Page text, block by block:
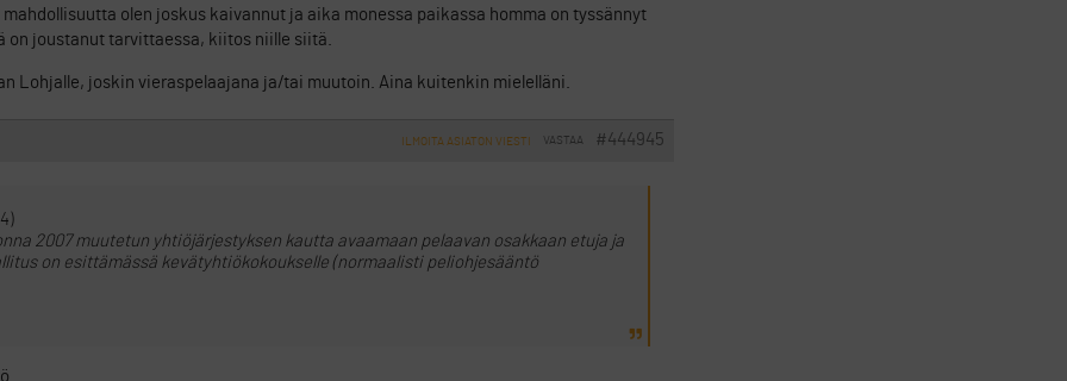
olen joskus kaivannut ja aika monessa paikassa homma on tyssännyt
on joustanut tarvittaessa, kiitos niille siitä.
Lohjalle, joskin vieraspelaajana ja/tai muutoin. Aina kuitenkin mielelläni.
#444945
VASTAA
ILMOITA ASIATON VIESTI
2007 muutetun yhtiöjärjestyksen kautta avaamaan pelaavan osakkaan etuja ja
on esittämässä kevätyhtiökokoukselle (normaalisti peliohjesääntö